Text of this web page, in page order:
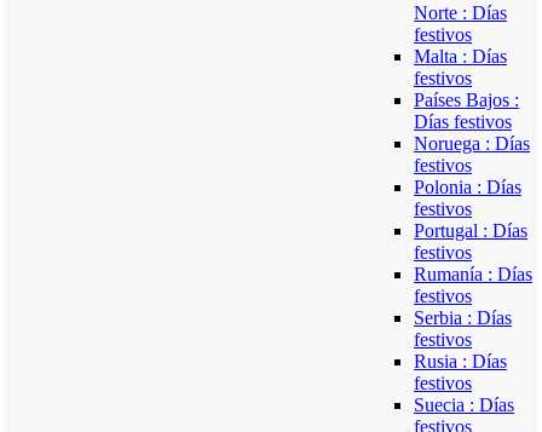
Norte : Días
festivos
Malta : Días
festivos
Países Bajos :
Días festivos
Noruega : Días
festivos
Polonia : Días
festivos
Portugal : Días
festivos
Rumanía : Días
festivos
Serbia : Días
festivos
Rusia : Días
festivos
Suecia : Días
festivos